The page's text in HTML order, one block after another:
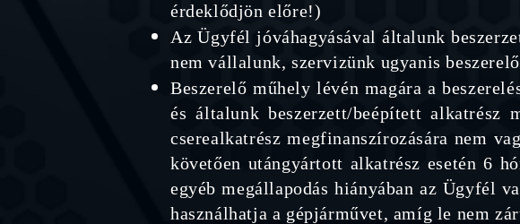
érdeklődjön előre!)
Az Ügyfél jóváhagyásával általunk
nem vállalunk, szervizünk ugyanis
Beszerelő műhely lévén magára a
és általunk beszerzett/beépített alkatrész
cserealkatrész megfinanszírozására nem
követően utángyártott alkatrész esetén 6
egyéb megállapodás hiányában az Ügyfél
használhatja a gépjárművet, amíg le nem